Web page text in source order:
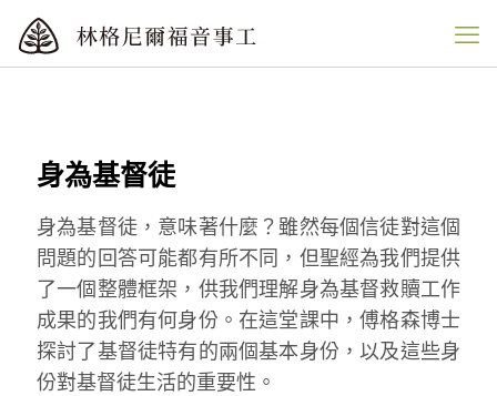
身為基督徒
身為基督徒，意味著什麼？雖然每個信徒對這個
問題的回答可能都有所不同，但聖經為我們提供
了一個整體框架，供我們理解身為基督救贖工作
成果的我們有何身份。在這堂課中，傅格森博士
探討了基督徒特有的兩個基本身份，以及這些身
份對基督徒生活的重要性。